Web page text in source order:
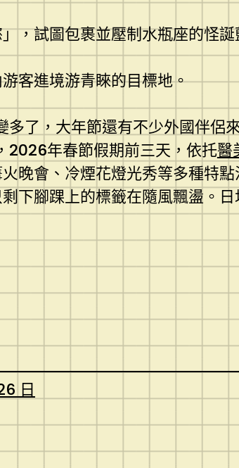
，試圖包裹並壓制水瓶座的怪
客進境游青睞的目標地。
了，大年節還有不少外國伴侶
2026年春節假期前三天，依托醫
晚會、冷煙花燈光秀等多種特
剩下腳踝上的標籤在隨風飄盪。
日